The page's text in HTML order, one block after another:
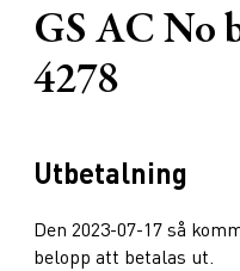
GS AC No
4278
Utbetalning
Den 2023-07-17 så
belopp att betalas ut.